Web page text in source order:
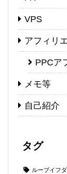
VPS
アフィリ
PPCア
メモ等
自己紹介
タグ
ループイフ